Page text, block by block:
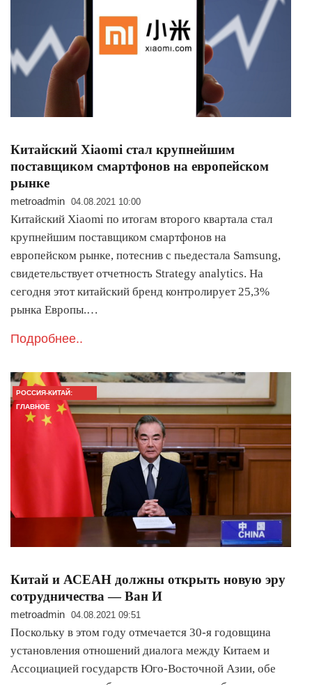
Китайский Xiaomi стал крупнейшим
поставщиком смартфонов на европейском
рынке
metroadmin 04.08.2021 10:00
Китайский Xiaomi по итогам второго квартала стал
крупнейшим поставщиком смартфонов на
европейском рынке, потеснив с пьедестала Samsung,
свидетельствует отчетность Strategy analytics. На
сегодня этот китайский бренд контролирует 25,3%
рынка Европы.…
Подробнее..
РОССИЯ-КИТАЙ:
ГЛАВНОЕ
Китай и АСЕАН должны открыть новую эру
сотрудничества — Ван И
metroadmin 04.08.2021 09:51
Поскольку в этом году отмечается 30-я годовщина
установления отношений диалога между Китаем и
Ассоциацией государств Юго-Восточной Азии, обе